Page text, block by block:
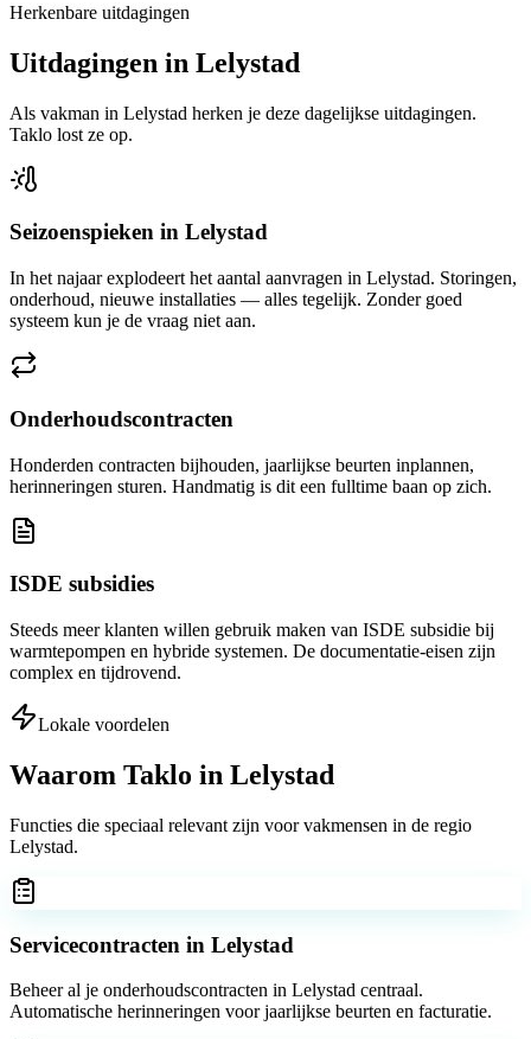
Herkenbare uitdagingen
Uitdagingen in Lelystad
Als vakman in Lelystad herken je deze dagelijkse uitdagingen.
Taklo lost ze op.
Seizoenspieken in Lelystad
In het najaar explodeert het aantal aanvragen in Lelystad. Storingen,
onderhoud, nieuwe installaties — alles tegelijk. Zonder goed
systeem kun je de vraag niet aan.
Onderhoudscontracten
Honderden contracten bijhouden, jaarlijkse beurten inplannen,
herinneringen sturen. Handmatig is dit een fulltime baan op zich.
ISDE subsidies
Steeds meer klanten willen gebruik maken van ISDE subsidie bij
warmtepompen en hybride systemen. De documentatie-eisen zijn
complex en tijdrovend.
Lokale voordelen
Waarom Taklo in Lelystad
Functies die speciaal relevant zijn voor vakmensen in de regio
Lelystad.
Servicecontracten in Lelystad
Beheer al je onderhoudscontracten in Lelystad centraal.
Automatische herinneringen voor jaarlijkse beurten en facturatie.